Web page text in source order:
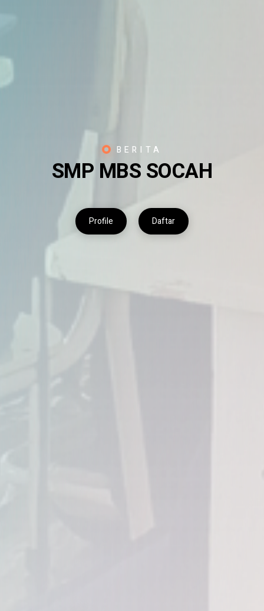
BERITA
SMP MBS SOCAH
Profile Daftar